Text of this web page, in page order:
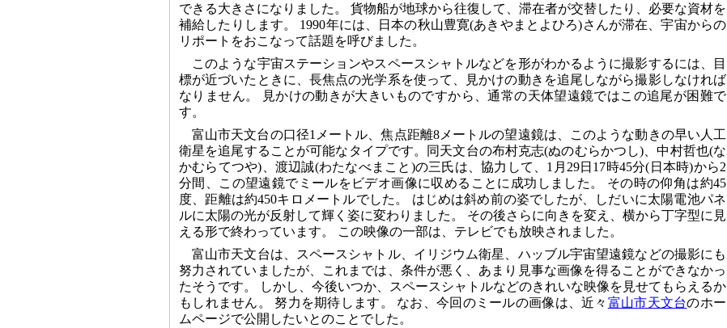
できる大きさになりました。 貨物船が地球から往復して、滞在者が交替したり、必要な資材を
補給したりします。 1990年には、日本の秋山豊寛(あきやまとよひろ)さんが滞在、宇宙からの
リポートをおこなって話題を呼びました。
このような宇宙ステーションやスペースシャトルなどを形がわかるように撮影するには、目
標が近づいたときに、長焦点の光学系を使って、見かけの動きを追尾しながら撮影しなければ
なりません。 見かけの動きが大きいものですから、通常の天体望遠鏡ではこの追尾が困難で
す。
富山市天文台の口径1メートル、焦点距離8メートルの望遠鏡は、このような動きの早い人工
衛星を追尾することが可能なタイプです。同天文台の布村克志(ぬのむらかつし)、中村哲也(な
かむらてつや)、渡辺誠(わたなべまこと)の三氏は、協力して、1月29日17時45分(日本時)から2
分間、この望遠鏡でミールをビデオ画像に収めることに成功しました。 その時の仰角は約45
度、距離は約450キロメートルでした。 はじめは斜め前の姿でしたが、しだいに太陽電池パネ
ルに太陽の光が反射して輝く姿に変わりました。 その後さらに向きを変え、横から丁字型に見
える形で終わっています。 この映像の一部は、テレビでも放映されました。
富山市天文台は、スペースシャトル、イリジウム衛星、ハッブル宇宙望遠鏡などの撮影にも
努力されていましたが、これまでは、条件が悪く、あまり見事な画像を得ることができなかっ
たそうです。 しかし、今後いつか、スペースシャトルなどのきれいな映像を見せてもらえるか
もしれません。 努力を期待します。 なお、今回のミールの画像は、近々 富山市天文台のホー
ムページで公開したいとのことでした。